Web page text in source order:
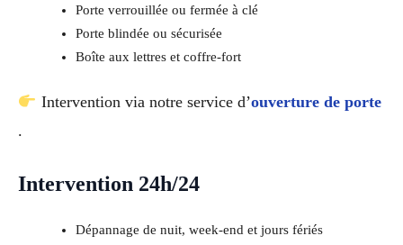
Porte verrouillée ou fermée à clé
Porte blindée ou sécurisée
Boîte aux lettres et coffre-fort
Intervention via notre service d’ouverture de porte
.
Intervention 24h/24
Dépannage de nuit, week-end et jours fériés